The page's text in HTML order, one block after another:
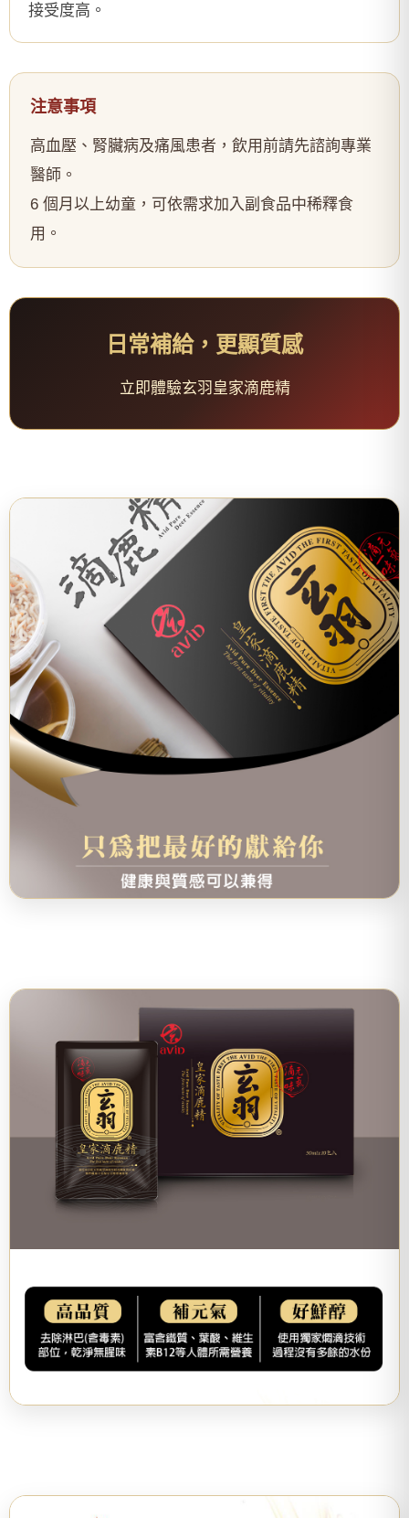
接受度高。
注意事項
高血壓、腎臟病及痛風患者，飲用前請先諮詢專業
醫師。
6 個月以上幼童，可依需求加入副食品中稀釋食
用。
日常補給，更顯質感
立即體驗玄羽皇家滴鹿精